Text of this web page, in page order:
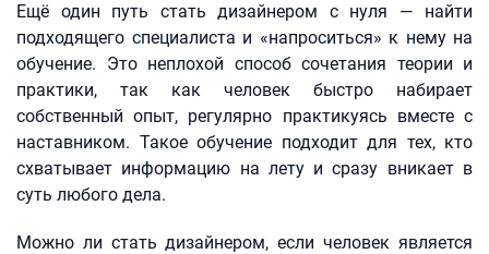
Ещё один путь стать дизайнером с нуля — найти
подходящего специалиста и «напроситься» к нему на
обучение. Это неплохой способ сочетания теории и
практики, так как человек быстро набирает
собственный опыт, регулярно практикуясь вместе с
наставником. Такое обучение подходит для тех, кто
схватывает информацию на лету и сразу вникает в
суть любого дела.
Можно ли стать дизайнером, если человек является